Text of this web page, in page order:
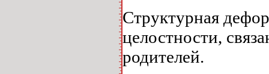
Структурная
целостности,
родителей.